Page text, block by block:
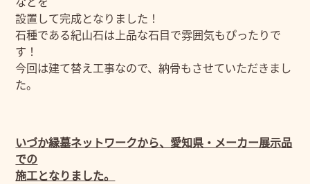
設置して完成となりました！
石種である紀山石は上品な石目で雰囲気もぴったりで
す！
今回は建て替え工事なので、納骨もさせていただきまし
た。
いづか縁墓ネットワークから、愛知県・メーカー展示品
での
施工となりました。